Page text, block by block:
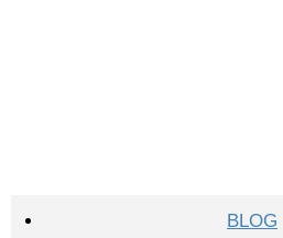
BLOG